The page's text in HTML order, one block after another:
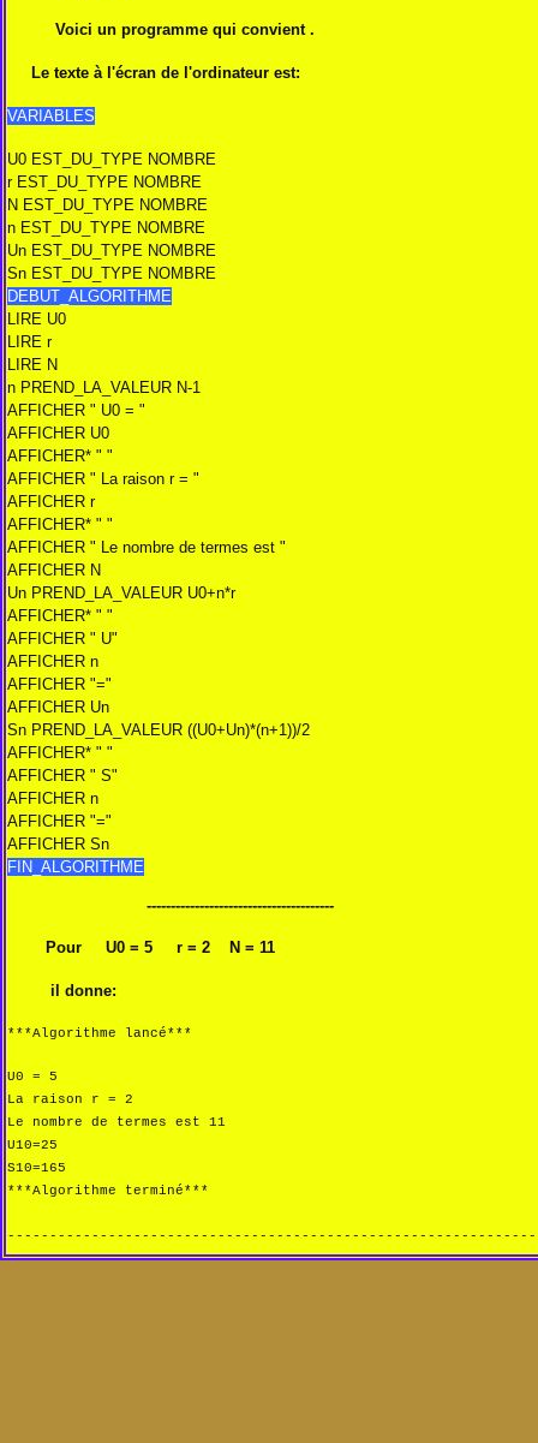
Voici un programme qui convient .
Le texte à l'écran de l'ordinateur est:
VARIABLES
U0 EST_DU_TYPE NOMBRE
r EST_DU_TYPE NOMBRE
N EST_DU_TYPE NOMBRE
n EST_DU_TYPE NOMBRE
Un EST_DU_TYPE NOMBRE
Sn EST_DU_TYPE NOMBRE
DEBUT_ALGORITHME
LIRE U0
LIRE r
LIRE N
n PREND_LA_VALEUR N-1
AFFICHER " U0 = "
AFFICHER U0
AFFICHER* " "
AFFICHER " La raison r = "
AFFICHER r
AFFICHER* " "
AFFICHER " Le nombre de termes est "
AFFICHER N
Un PREND_LA_VALEUR U0+n*r
AFFICHER* " "
AFFICHER " U"
AFFICHER n
AFFICHER "="
AFFICHER Un
Sn PREND_LA_VALEUR ((U0+Un)*(n+1))/2
AFFICHER* " "
AFFICHER " S"
AFFICHER n
AFFICHER "="
AFFICHER Sn
FIN_ALGORITHME
---------------------------------------
Pour U0 = 5 r = 2 N = 11
il donne:
***Algorithme lancé***
U0 = 5
La raison r = 2
Le nombre de termes est 11
U10=25
S10=165
***Algorithme terminé***